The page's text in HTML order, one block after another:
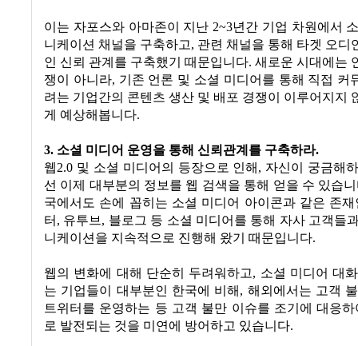
이는 자포스와 아마존이 지난 2~3년간 기업 차원에서
니케이션 채널을 구축하고, 관련 채널을 통해 타겟 오디
인 신뢰 관계를 구축했기 때문입니다. 새로운 시대에는
쟁이 아니라, 기존 언론 및 소셜 미디어를 통해 직접 커
려는 기업간의 콘텐츠 생산 및 배포 경쟁이 이루어지지
게 예상해봅니다.
3. 소셜 미디어 운영을 통해 신뢰관계를 구축하라.
웹2.0 및 소셜 미디어의 등장으로 인해 , 자신이 궁금해
선 이제 대부분의 정보를 웹 검색을 통해 얻을 수 있습
국에서도 손에 꼽히는 소셜 미디어 아이콘과 같은 존재
터 , 유투브 , 블로그 등 소셜 미디어를 통해 자사 고객들
니케이션을 지속적으로 진행해 왔기 때문입니다.
웹의 변화에 대해 단순히 두려워하고, 소셜 미디어 대
는 기업들이 대부분인 한국에 비해 , 해외에서는 고객
트위터를 운영하는 등 고객 불만 이슈를 조기에 대응하
로 발전되는 것을 미연에 방어하고 있습니다.